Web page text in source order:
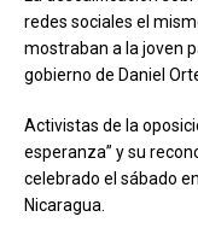
redes sociales el
mostraban a la joven
gobierno de Daniel
Activistas de la
esperanza” y su
celebrado el sábado
Nicaragua.